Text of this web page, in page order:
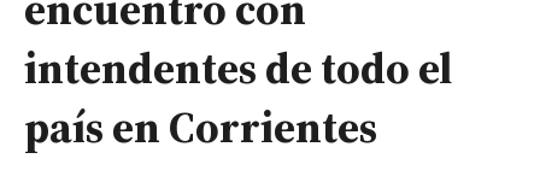
intendentes de todo el
país en Corrientes